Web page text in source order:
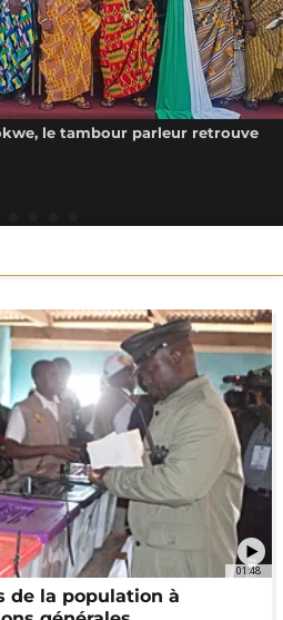
le tambour parleur retrouve
01:48
de la population à